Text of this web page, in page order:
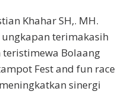
Khahar SH,. MH.
terimakasih
Bolaang
Fest and fun race
sinergi